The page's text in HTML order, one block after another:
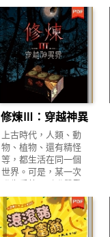
物的互動，帶讀者一
起看見被人類利用的
各種土壤環境，以及
它們對土壤生物的影
響。 透過幽默可愛的
圖文，一起走進神祕
的地下世界。認識守
護地球健康的偉大土
壤生物們，了解土壤
健康的重要性，也一
起學習保育與尊重生
命的重要價值。 【本
書特色】 1、全球第
一本結合「土壤經
和「土壤動物」的生
態繪本。 2、SDGs主
題相關繪本，討論生
物多樣性、防止土壤
敢長大的感人故事
★★全球暢銷1,500萬
冊，翻譯超過50種語
言版本★★ 《奇蹟男
孩》十周年增訂版
感動上市！ 「我不會
把我的長相描述給你
聽的。無論你腦中有
什麼想像，恐怕都比
那要糟得多。」——
奧吉，十歲 成長，對
他來說，是一條異常
艱辛的道路，每跨一
步，都需要比別人還
多的勇氣…… 怪物、
蜴臉、突變人……別
人總是在他背後交頭
接耳、竊竊私語。 他
修煉Ⅲ：穿越神異
界
上古時代，人類、動
物、植物、還有精怪
等，都生活在同一個
世界。可是，某一次
發生爭執，引發嚴重
的戰爭，中立的仙人
只好站出來阻止，並
將人類與精怪分開，
區隔成兩個不同的世